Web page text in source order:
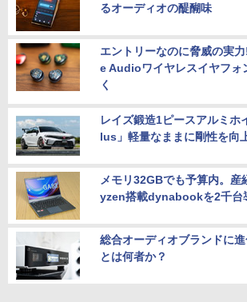
るオーディオの醍醐味
エントリーなのに脅威の実
e Audioワイヤレスイヤフォ
く
レイズ鍛造1ピースアルミホ
lus」軽量なままに剛性を向
メモリ32GBでも予算内。産
yzen搭載dynabookを2千台
総合オーディオブランドに
とは何者か？